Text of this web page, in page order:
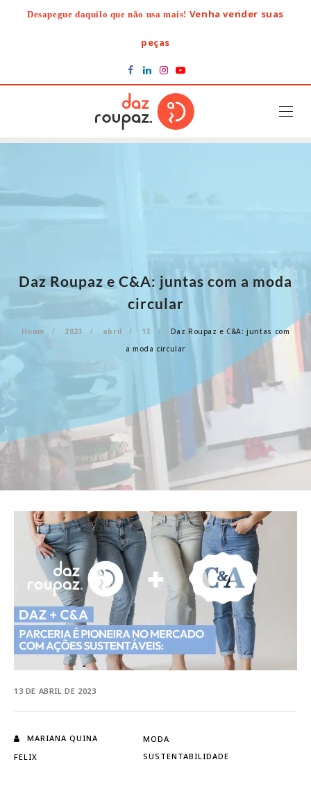
Desapegue daquilo que não usa mais! Venha vender suas
peças
Daz Roupaz e C&A: juntas com a moda
circular
Home 2023 abril 13
Daz Roupaz e C&A: juntas com
a moda circular
13 DE ABRIL DE 2023
MARIANA QUINA
FELIX
MODA
SUSTENTABILIDADE